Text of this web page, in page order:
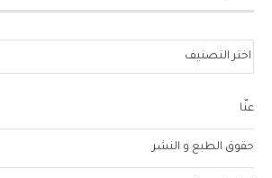
عنّا
حقوق الطبع و النشر